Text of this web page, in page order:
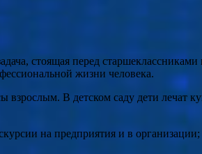
стоящая перед
жизни человека.
В детском саду дети лечат
на предприятия и в